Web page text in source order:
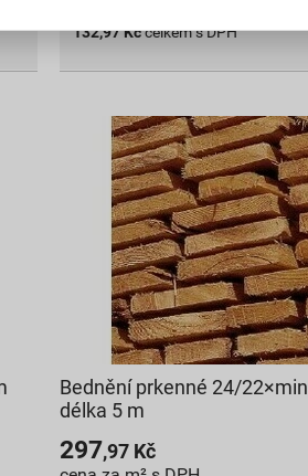
132,97Kčcelkem s DPH
Bednění prkenné 24/
délka 5 m
297,97 Kč